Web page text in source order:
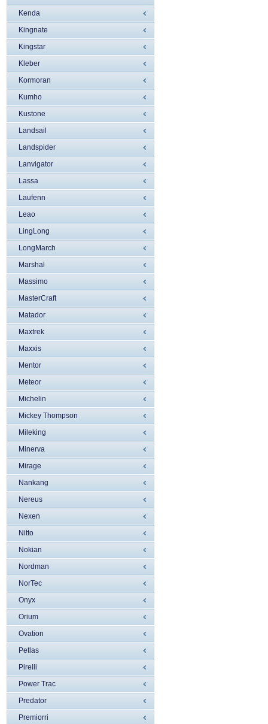
Kenda
Kingnate
Kingstar
Kleber
Kormoran
Kumho
Kustone
Landsail
Landspider
Lanvigator
Lassa
Laufenn
Leao
LingLong
LongMarch
Marshal
Massimo
MasterCraft
Matador
Maxtrek
Maxxis
Mentor
Meteor
Michelin
Mickey Thompson
Mileking
Minerva
Mirage
Nankang
Nereus
Nexen
Nitto
Nokian
Nordman
NorTec
Onyx
Orium
Ovation
Petlas
Pirelli
Power Trac
Predator
Premiorri